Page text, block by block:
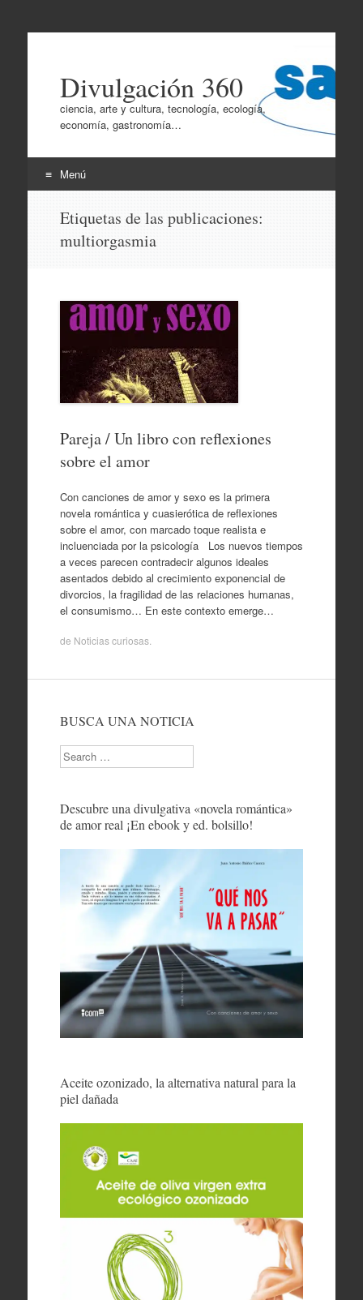
Divulgación 360
ciencia, arte y cultura, tecnología, ecología,
economía, gastronomía…
Menú
contenido
Etiquetas de las publicaciones:
multiorgasmia
Pareja / Un libro con reflexiones
sobre el amor
Con canciones de amor y sexo es la primera
novela romántica y cuasierótica de reflexiones
sobre el amor, con marcado toque realista e
incluenciada por la psicología Los nuevos tiempos
a veces parecen contradecir algunos ideales
asentados debido al crecimiento exponencial de
divorcios, la fragilidad de las relaciones humanas,
el consumismo… En este contexto emerge…
de Noticias curiosas.
BUSCA UNA NOTICIA
Search
Descubre una divulgativa «novela romántica»
de amor real ¡En ebook y ed. bolsillo!
Aceite ozonizado, la alternativa natural para la
piel dañada